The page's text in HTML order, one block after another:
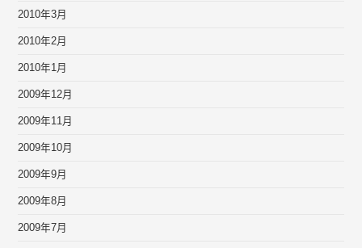
2010年3月
2010年2月
2010年1月
2009年12月
2009年11月
2009年10月
2009年9月
2009年8月
2009年7月